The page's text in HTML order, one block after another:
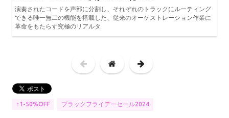
演奏されたコードを声部に分割し、それぞれのトラックにルーティング
できる唯一無二の機能を搭載した、従来のオーケストレーション作業に
革命をもたらす究極のリアルタ
↑1-50%OFF ブラックフライデーセール2024